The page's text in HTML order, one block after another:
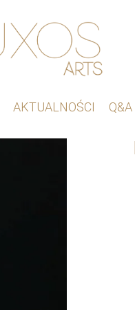
AKTUALNOŚCI Q&A